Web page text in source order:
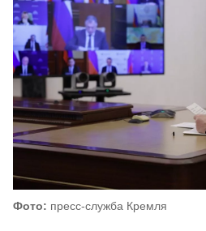
Фото: пресс-служба Кремля